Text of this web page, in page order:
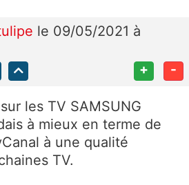
le 09/05/2021 à
+ -
les TV SAMSUNG
à mieux en terme de
à une qualité
TV.